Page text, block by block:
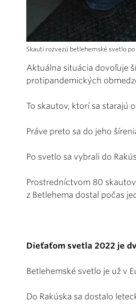
Skauti rozvezú betlehemské svetlo
Aktuálna situácia dovoľuje
protipandemických
To skautov, ktorí sa starajú
Práve preto sa do jeho
Po svetlo sa vybrali do
Prostredníctvom 80
z Betlehema dostal počas
Dieťaťom svetla 2022 je
Betlehemské svetlo je už v
Do Rakúska sa dostalo